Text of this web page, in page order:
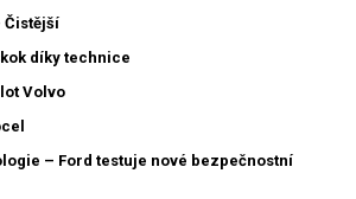
Čistější
díky technice
Volvo
– Ford testuje nové bezpečnostní